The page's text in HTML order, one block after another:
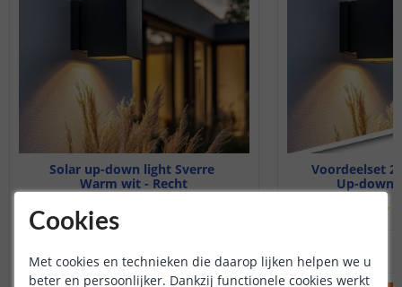
Solar up-down light Sverre
Warm wit - Recht
Voordeelset
Up-down
Cookies
Met cookies en technieken die daarop lijken helpen we u
beter en persoonlijker. Dankzij functionele cookies werkt